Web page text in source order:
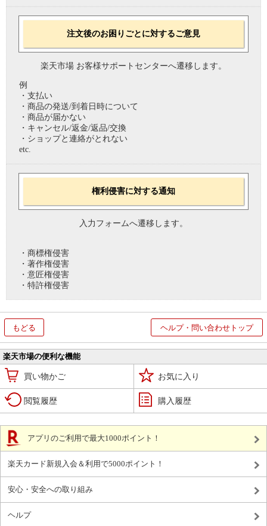
注文後のお困りごとに対するご意見
楽天市場 お客様サポートセンターへ遷移します。
例
・支払い
・商品の発送/到着日時について
・商品が届かない
・キャンセル/返金/返品/交換
・ショップと連絡がとれない
etc.
権利侵害に対する通知
入力フォームへ遷移します。
・商標権侵害
・著作権侵害
・意匠権侵害
・特許権侵害
もどる ヘルプ・問い合わせトップ
楽天市場の便利な機能
買い物かご お気に入り
閲覧履歴 購入履歴
アプリのご利用で最大1000ポイント！
楽天カード新規入会＆利用で5000ポイント！
安心・安全への取り組み
ヘルプ